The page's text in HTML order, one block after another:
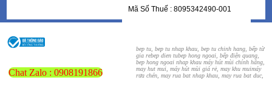
Mã Số Thuế : 8095342490-001
Chat Zalo : 0908191866
bep tu, bep tu nhap khau, bep tu chinh hang, bếp từ
gia rebep dien tubep hong ngoai, bếp điện quang,
bep hong ngoai nhap khau máy hút mùi chính hãng,
may hut mui, máy hút mùi giá rẻ, may khu muimáy
rửa chén, may rua bat nhap khau, may rua bat duc,